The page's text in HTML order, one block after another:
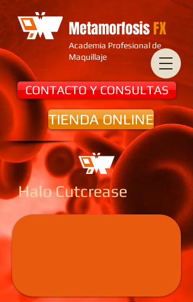
CONTACTO Y CONSULTAS
Metamorfosis FX
Academia Profesional de
Maquillaje
TIENDA ONLINE
Halo Cutcrease